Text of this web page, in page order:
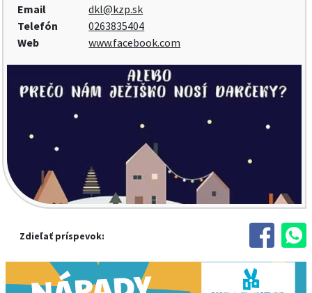
Email
dkl@kzp.sk
Telefón
0263835404
Web
www.facebook.com
Zdieľať príspevok: